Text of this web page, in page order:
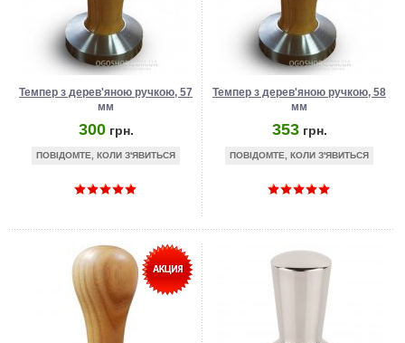
Темпер з дерев'яною ручкою, 57
мм
300 грн.
ПОВІДОМТЕ, КОЛИ З'ЯВИТЬСЯ
Темпер з дерев'яною ручкою, 58
мм
353 грн.
ПОВІДОМТЕ, КОЛИ З'ЯВИТЬСЯ